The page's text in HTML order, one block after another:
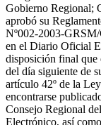
Gobierno Regional;
aprobó su
Nº002-2003-
en el Diario Oficial
disposición final que
del día siguiente de
artículo 42º de la
encontrarse
Consejo Regional
Electrónico, así